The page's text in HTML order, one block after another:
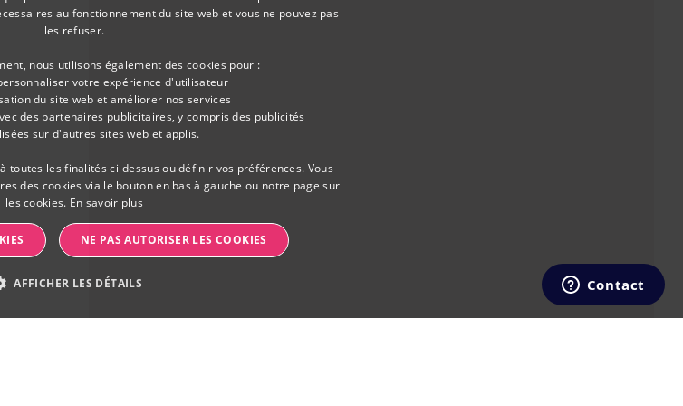
au fonctionnement du site web et vous ne pouvez pas
les refuser.
nous utilisons également des cookies pour :
votre expérience d'utilisateur
du site web et améliorer nos services
des partenaires publicitaires, y compris des publicités
sur d'autres sites web et applis.
toutes les finalités ci-dessus ou définir vos préférences. Vous
des cookies via le bouton en bas à gauche ou notre page sur
les cookies. En savoir plus
NE PAS AUTORISER LES COOKIES
AFFICHER LES DÉTAILS